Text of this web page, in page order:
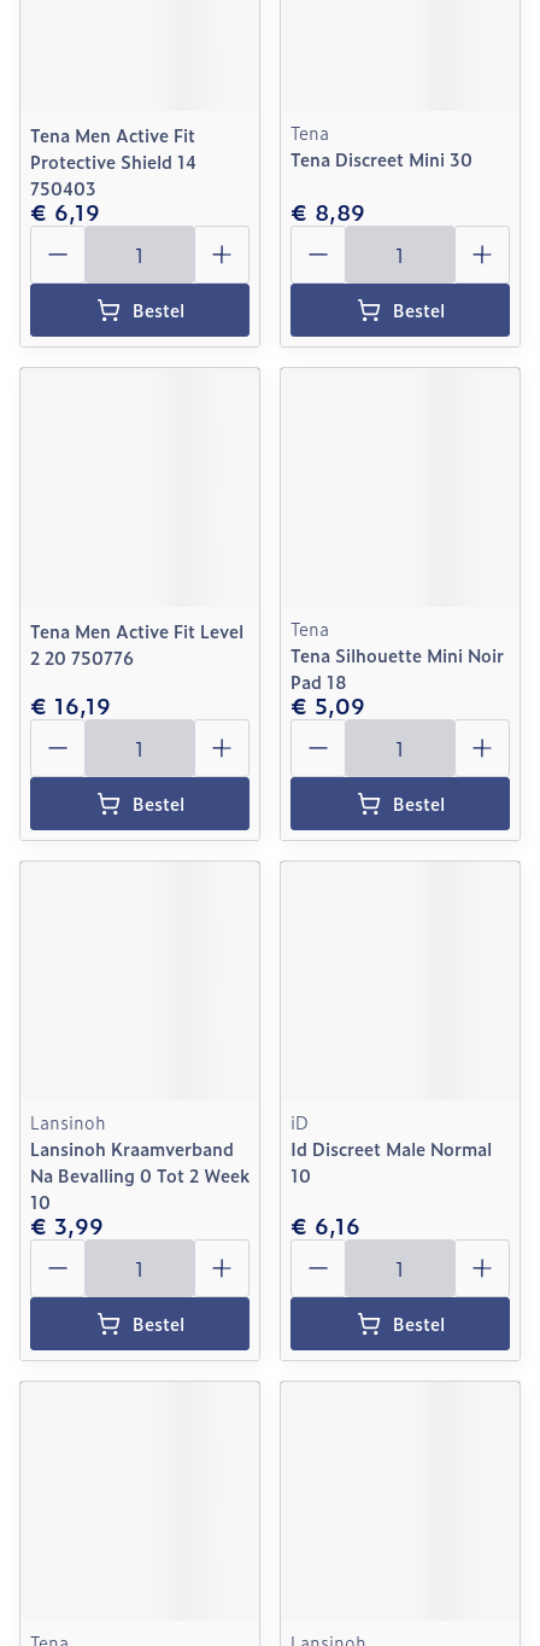
Tena Men Active Fit
Protective Shield 14
750403
€ 6,19
Aantal
Bestel
Tena
Tena Discreet Mini 30
€ 8,89
Aantal
Bestel
Tena Men Active Fit Level
2 20 750776
€ 16,19
Aantal
Bestel
Tena
Tena Silhouette Mini Noir
Pad 18
€ 5,09
Aantal
Bestel
Lansinoh
Lansinoh Kraamverband
Na Bevalling 0 Tot 2 Week
10
€ 3,99
Aantal
Bestel
iD
Id Discreet Male Normal
10
€ 6,16
Aantal
Bestel